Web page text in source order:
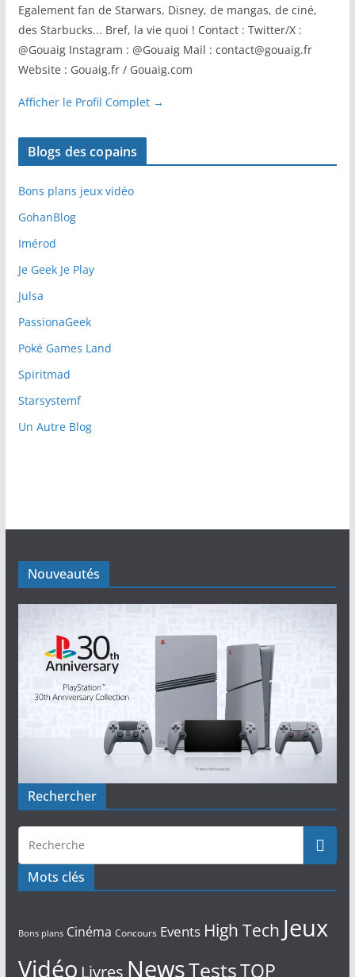
Egalement fan de Starwars, Disney, de mangas, de ciné,
des Starbucks... Bref, la vie quoi ! Contact : Twitter/X :
@Gouaig Instagram : @Gouaig Mail : contact@gouaig.fr
Website : Gouaig.fr / Gouaig.com
Afficher le Profil Complet →
Blogs des copains
Bons plans jeux vidéo
GohanBlog
Imérod
Je Geek Je Play
Julsa
PassionaGeek
Poké Games Land
Spiritmad
Starsystemf
Un Autre Blog
Nouveautés
Rechercher
Mots clés
Bons plans Cinéma Concours Events High Tech Jeux
Vidéo Livres NewsTestsTOP